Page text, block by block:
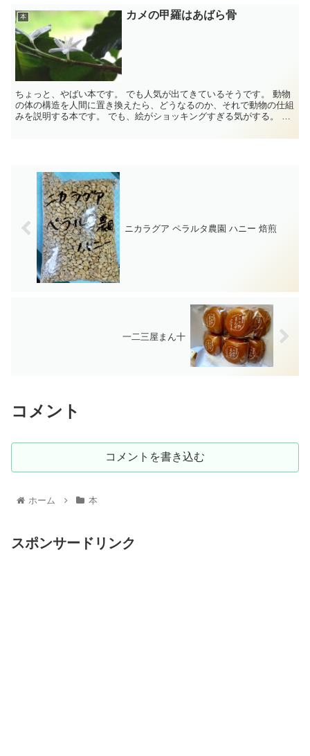
本 カメの甲羅はあばら骨
ちょっと、やばい本です。 でも人気が出てきているそうです。 動物
の体の構造を人間に置き換えたら、どうなるのか、それで動物の仕組
みを説明する本です。 でも、絵がショッキングすぎる気がする。 結
ニカラグア ペラルタ農園 ハニー 焙煎
一二三屋まん十
コメント
コメントを書き込む
ホーム 本
スポンサードリンク